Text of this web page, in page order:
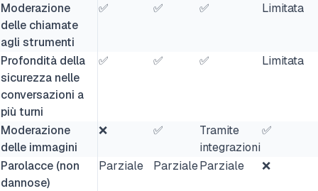
Moderazione
delle chiamate
agli strumenti
✅ ✅ ✅ Limitata
Profondità della
sicurezza nelle
conversazioni a
più turni
✅ ✅ ✅ Limitata
Moderazione
delle immagini
❌ ✅
Tramite
integrazioni
✅
Parolacce (non
dannose)
Parziale ParzialeParziale ❌